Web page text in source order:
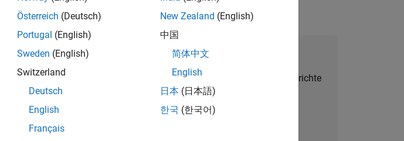
Talent Network beitreten
Erhalten Sie personalisierte Stellenangebote, Berichte
und Unternehmensneuigkeiten.
Österreich (Deutsch)
Portugal (English)
Sweden (English)
Switzerland
Deutsch
English
Français
New Zealand (English)
中国
简体中文
English
日本 (日本語)
한국 (한국어)